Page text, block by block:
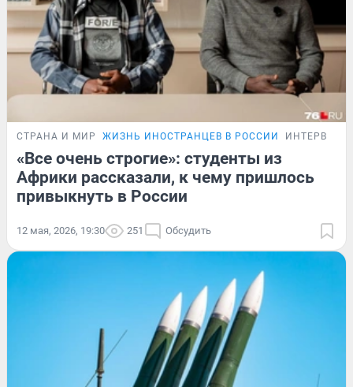
СТРАНА И МИР ЖИЗНЬ ИНОСТРАНЦЕВ В РОССИИ ИНТЕРВЬЮ
«Все очень строгие»: студенты из
Африки рассказали, к чему пришлось
привыкнуть в России
12 мая, 2026, 19:30 251 Обсудить